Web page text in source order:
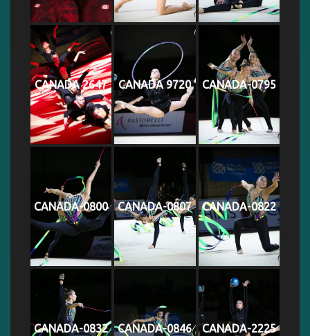
CANADA 2647 CANADA 9720 CANADA-0795
CANADA-0800 CANADA-0807 CANADA-0822
CANADA-0832 CANADA-0846 CANADA-2225